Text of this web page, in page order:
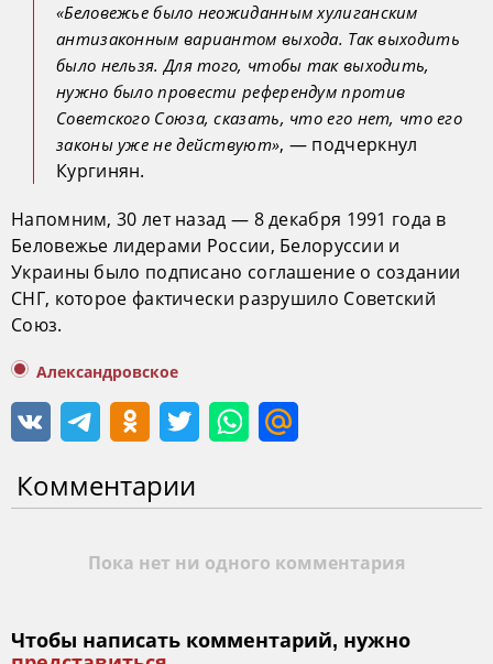
«Беловежье было неожиданным хулиганским
антизаконным вариантом выхода. Так выходить
было нельзя. Для того, чтобы так выходить,
нужно было провести референдум против
Советского Союза, сказать, что его нет, что его
законы уже не действуют», — подчеркнул
Кургинян.
Напомним, 30 лет назад — 8 декабря 1991 года в
Беловежье лидерами России, Белоруссии и
Украины было подписано соглашение о создании
СНГ, которое фактически разрушило Советский
Союз.
Александровское
Комментарии
Пока нет ни одного комментария
Чтобы написать комментарий, нужно